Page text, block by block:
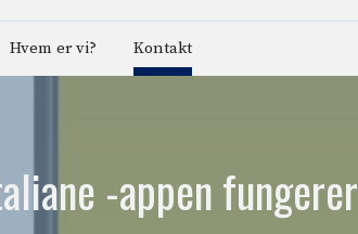
Hvem er vi? Kontakt
-appen fungerer